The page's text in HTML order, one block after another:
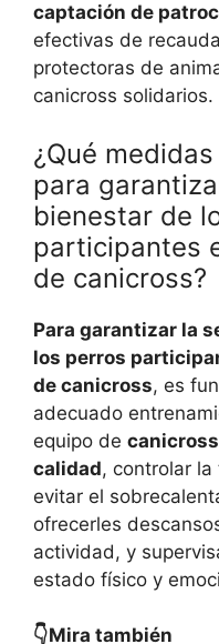
captación de
efectivas de
protectoras de
canicross solidarios.
¿Qué
para
bienestar de
participantes
de canicross?
Para garantizar la
los perros
de canicross, es
adecuado
equipo de
calidad, controlar
evitar el
ofrecerles
actividad, y
estado físico y
👇Mira también